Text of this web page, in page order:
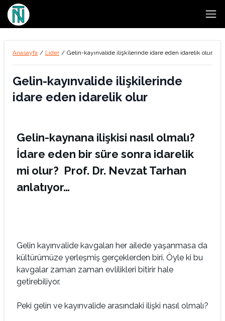
Anasayfa / Lider / Gelin-kayınvalide ilişkilerinde idare eden idarelik olur
Gelin-kayınvalide ilişkilerinde
idare eden idarelik olur
Gelin-kaynana ilişkisi nasıl olmalı?
İdare eden bir süre sonra idarelik
mi olur? Prof. Dr. Nevzat Tarhan
anlatıyor…
Gelin kayınvalide kavgaları her ailede yaşanmasa da
kültürümüze yerleşmiş gerçeklerden biri. Öyle ki bu
kavgalar zaman zaman evlilikleri bitirir hale
getirebiliyor.
Peki gelin ve kayınvalide arasındaki ilişki nasıl olmalı?